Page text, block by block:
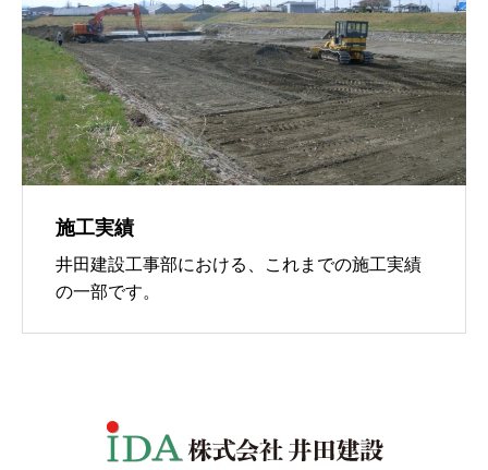
施工実績
井田建設工事部における、これまでの施工実績
の一部です。